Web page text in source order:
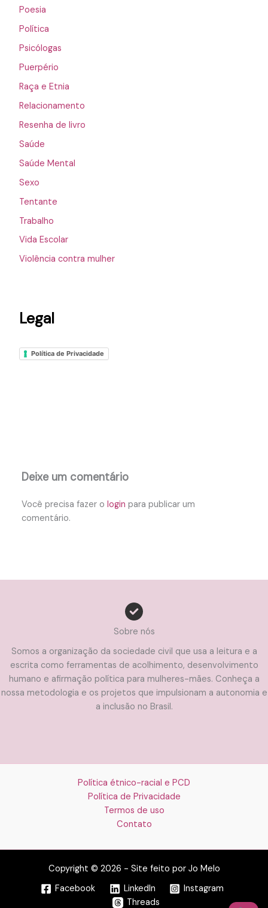
Poesia
Política
Psicólogas
Puerpério
Raça e Etnia
Relacionamento
Resenha de livro
Saúde
Saúde Mental
Sexo
Tentante
Trabalho
Vida Escolar
Violência contra mulher
Legal
Política de Privacidade
Deixe um comentário
Você precisa fazer ologin para publicar um
comentário.
Sobre nós
Somos a organização da sociedade civil que usa a leitura e a
escrita como ferramentas de acolhimento, desenvolvimento
humano e afirmação política para mulheres-mães. Conheça a
nossa metodologia e os projetos que impulsionam a autonomia e
a inclusão no Brasil.
Política étnico-racial e PCD
Política de Privacidade
Termos de uso
Contato
Copyright © 2026 - Site feito por Jo Melo
Facebook
LinkedIn
Instagram
Threads